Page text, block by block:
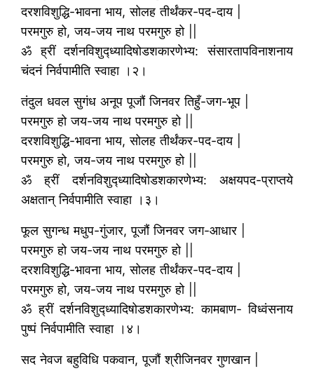
दरशविशुद्धि-भावना भाय, सोलह तीर्थंकर-पद-दाय |
परमगुरु हो, जय-जय नाथ परमगुरु हो ||
ॐ ह्रीं दर्शनविशुद्ध्यादिषोडशकारणेभ्य: संसारतापविनाशनाय
चंदनं निर्वपामीति स्वाहा ।२।
तंदुल धवल सुगंध अनूप पूजौं जिनवर तिहुँ-जग-भूप |
परमगुरु हो जय-जय नाथ परमगुरु हो ||
दरशविशुद्धि-भावना भाय, सोलह तीर्थंकर-पद-दाय |
परमगुरु हो, जय-जय नाथ परमगुरु हो ||
ॐ ह्रीं दर्शनविशुद्ध्यादिषोडशकारणेभ्य: अक्षयपद-प्राप्तये
अक्षतान् निर्वपामीति स्वाहा ।३।
फूल सुगन्ध मधुप-गुंजार, पूजौं जिनवर जग-आधार |
परमगुरु हो जय-जय नाथ परमगुरु हो ||
दरशविशुद्धि-भावना भाय, सोलह तीर्थंकर-पद-दाय |
परमगुरु हो, जय-जय नाथ परमगुरु हो ||
ॐ ह्रीं दर्शनविशुद्ध्यादिषोडशकारणेभ्य: कामबाण- विध्वंसनाय
पुष्पं निर्वपामीति स्वाहा ।४।
सद नेवज बहुविधि पकवान, पूजौं श्रीजिनवर गुणखान |